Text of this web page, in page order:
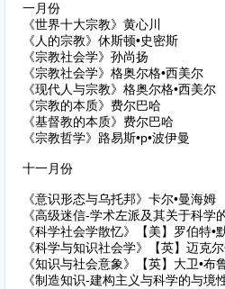
一月份
《世界十大宗教》黄心川
《人的宗教》休斯顿•史密斯
《宗教社会学》孙尚扬
《宗教社会学》格奥尔格•西美尔
《现代人与宗教》格奥尔格•西美尔
《宗教的本质》费尔巴哈
《基督教的本质》费尔巴哈
《宗教哲学》路易斯•p•波伊曼
十一月份
《意识形态与乌托邦》卡尔•曼海姆
《高级迷信-学术左派及其关于科学
《科学社会学散忆》【美】罗伯特•
《科学与知识社会学》【英】迈克
《知识与社会意象》【英】大卫•布
《制造知识-建构主义与科学的与境